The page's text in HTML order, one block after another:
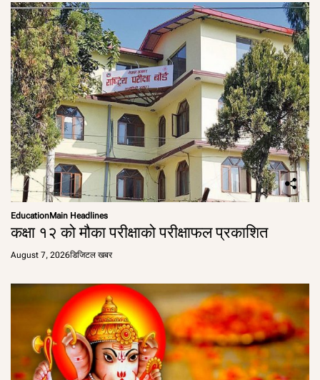
EducationMain Headlines
कक्षा १२ को मौका परीक्षाको परीक्षाफल प्रकाशित
August 7, 2026डिजिटल खबर